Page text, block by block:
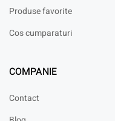
Produse favorite
Cos cumparaturi
COMPANIE
Contact